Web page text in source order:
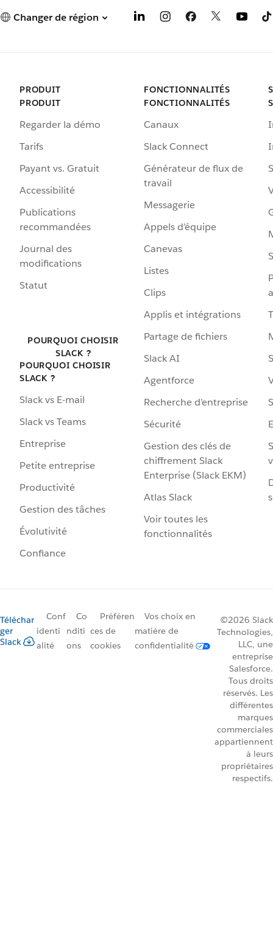
Changer de région
PRODUIT
PRODUIT
Regarder la démo
Tarifs
Payant vs. Gratuit
Accessibilité
Publications
recommandées
Journal des
modifications
Statut
POURQUOI CHOISIR
SLACK ?
POURQUOI CHOISIR
SLACK ?
Slack vs E-mail
Slack vs Teams
Entreprise
Petite entreprise
Productivité
Gestion des tâches
Évolutivité
Confiance
FONCTIONNALITÉS
FONCTIONNALITÉS
Canaux
Slack Connect
Générateur de flux de
travail
Messagerie
Appels d’équipe
Canevas
Listes
Clips
Applis et intégrations
Partage de fichiers
Slack AI
Agentforce
Recherche d’entreprise
Sécurité
Gestion des clés de
chiffrement Slack
Enterprise (Slack EKM)
Atlas Slack
Voir toutes les
fonctionnalités
Téléchar
ger
Slack
Conf
identi
alité
Co
nditi
ons
Préféren
ces de
cookies
Vos choix en
matière de
confidentialité
©2026 Slack
Technologies,
LLC, une
entreprise
Salesforce.
Tous droits
réservés. Les
différentes
marques
commerciales
appartiennent
à leurs
propriétaires
respectifs.